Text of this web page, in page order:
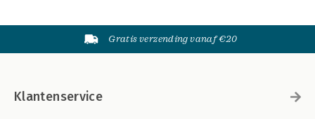
Gratis verzending vanaf €20
Klantenservice